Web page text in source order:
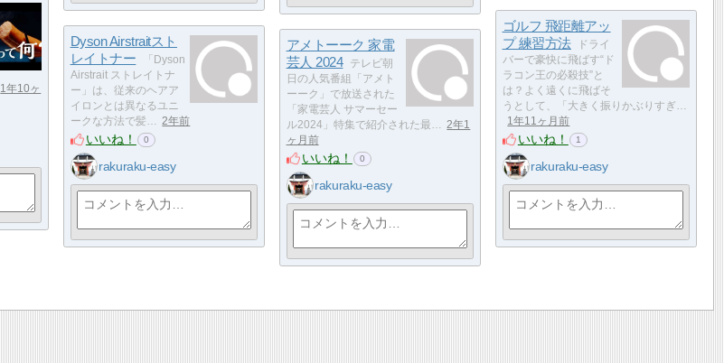
1年10ヶ
ゴルフ 飛距離アッ
プ 練習方法
ドライ
バーで豪快に飛ばす“ド
ラコン王の必殺技”と
は？よく遠くに飛ばそ
うとして、「大きく振りかぶりすぎ…
1年11ヶ月前
いいね！ 1
rakuraku-easy
Dyson Airstraitスト
レイトナー
「Dyson
Airstrait ストレイトナ
ー」は、従来のヘアア
イロンとは異なるユニ
ークな方法で髪…
2年前
いいね！ 0
rakuraku-easy
アメトーーク 家電
芸人 2024
テレビ朝
日の人気番組「アメト
ーーク」で放送された
「家電芸人 サマーセー
ル2024」特集で紹介された最…
2年1
ヶ月前
いいね！ 0
rakuraku-easy